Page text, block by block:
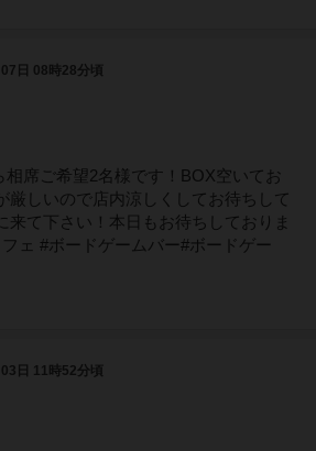
日 08時28分頃
相席ご希望2名様です！BOX空いてお
厳しいので店内涼しくしてお待ちして
来て下さい！本日もお待ちしておりま
ェ #ボードゲームバー#ボードゲー
日 11時52分頃